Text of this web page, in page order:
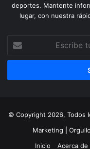
deportes. Mantente
lugar, con nuestra
tu
correo
© Copyright 2026, Todos
Marketing |
Inicio
Acerca de